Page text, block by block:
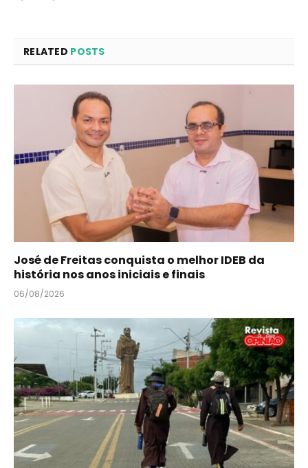
RELATED POSTS
José de Freitas conquista o melhor IDEB da
história nos anos iniciais e finais
06/08/2026